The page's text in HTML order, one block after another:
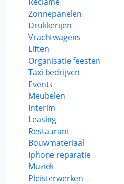
Zonnepanelen
Drukkerijen
Vrachtwagens
Liften
Organisatie feesten
Taxi bedrijven
Events
Meubelen
Interim
Leasing
Restaurant
Bouwmateriaal
Iphone reparatie
Muziek
Pleisterwerken